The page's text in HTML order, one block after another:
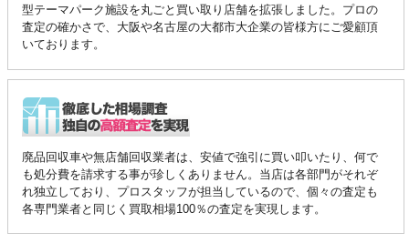
型テーマパーク施設を丸ごと買い取り店舗を拡張しました。プロの
査定の確かさで、大阪や名古屋の大都市大企業の皆様方にご愛顧頂
いております。
廃品回収車や無店舗回収業者は、安値で強引に買い叩いたり、何で
も処分費を請求する事が珍しくありません。当店は各部門がそれぞ
れ独立しており、プロスタッフが担当しているので、個々の査定も
各専門業者と同じく買取相場100％の査定を実現します。